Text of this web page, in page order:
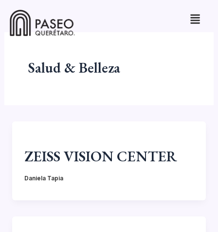
content
Salud & Belleza
ZEISS VISION CENTER
Daniela Tapia